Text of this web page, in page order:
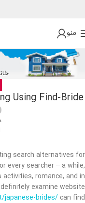
منو
Using Find-Bride
search alternatives for
every searcher – a while,
romance, and in
examine website
japanese-brides/ can find